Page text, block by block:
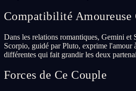
Compatibilité Amoureuse
Dans les relations romantiques, Gemini
Scorpio, guidé par Pluto, exprime l'amour
différentes qui fait grandir les deux
Forces de Ce Couple